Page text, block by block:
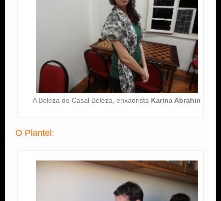
A Beleza do Casal Beleza, enxadrista Karina Abrahin
O Plantel: